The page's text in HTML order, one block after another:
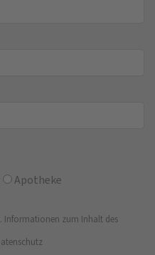
Apotheke
Informationen zum Inhalt des